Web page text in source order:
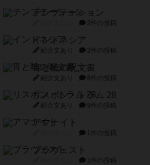
テンプテーション
2件の投稿
インドネシア
紹介文あり 2件の投稿
宵と暁の呪文書
紹介文あり 8件の投稿
リスボン・トラム 28
紹介文あり 9件の投稿
アマナイト
1件の投稿
ブラヴェスト
1件の投稿